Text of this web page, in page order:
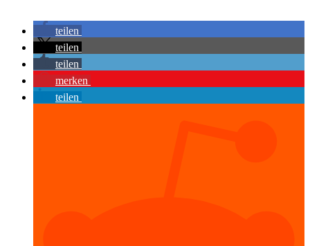
teilen
teilen
teilen
merken
teilen